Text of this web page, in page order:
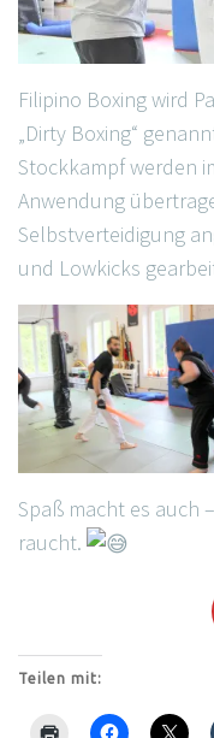
Filipino Boxing wird
„Dirty Boxing“
Stockkampf werden
Anwendung
Selbstverteidigung
und Lowkicks
Spaß macht es auch
raucht.
Teilen mit: